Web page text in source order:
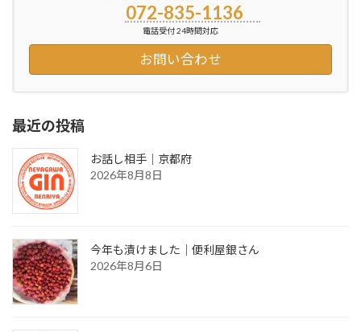
072-835-1136
電話受付 24時間対応
お問い合わせ
最近の投稿
お話し相手｜京都府
2026年8月8日
今年も漬けました｜便利屋銀さん
2026年8月6日